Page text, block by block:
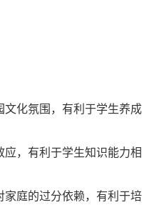
化氛围，有利于学生养成
，有利于学生知识能力相
庭的过分依赖，有利于培